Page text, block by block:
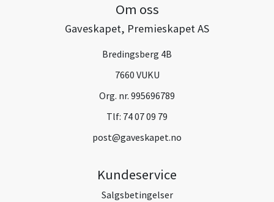
Om oss
Gaveskapet, Premieskapet AS
Bredingsberg 4B
7660 VUKU
Org. nr. 995696789
Tlf: 74 07 09 79
post@gaveskapet.no
Kundeservice
Salgsbetingelser